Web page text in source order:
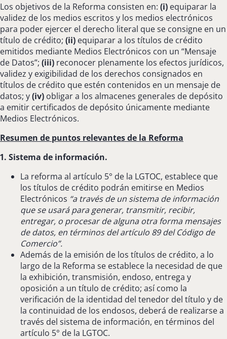
Los objetivos de la Reforma consisten en: (i) equiparar la
validez de los medios escritos y los medios electrónicos
para poder ejercer el derecho literal que se consigne en un
título de crédito; (ii) equiparar a los títulos de crédito
emitidos mediante Medios Electrónicos con un “Mensaje
de Datos”; (iii) reconocer plenamente los efectos jurídicos,
validez y exigibilidad de los derechos consignados en
títulos de crédito que estén contenidos en un mensaje de
datos; y(iv) obligar a los almacenes generales de depósito
a emitir certificados de depósito únicamente mediante
Medios Electrónicos.
Resumen de puntos relevantes de la Reforma
1. Sistema de información.
La reforma al artículo 5° de la LGTOC, establece que
los títulos de crédito podrán emitirse en Medios
Electrónicos “a través de un sistema de información
que se usará para generar, transmitir, recibir,
entregar, o procesar de alguna otra forma mensajes
de datos, en términos del artículo 89 del Código de
Comercio”.
Además de la emisión de los títulos de crédito, a lo
largo de la Reforma se establece la necesidad de que
la exhibición, transmisión, endoso, entrega y
oposición a un título de crédito; así como la
verificación de la identidad del tenedor del título y de
la continuidad de los endosos, deberá de realizarse a
través del sistema de información, en términos del
artículo 5° de la LGTOC.